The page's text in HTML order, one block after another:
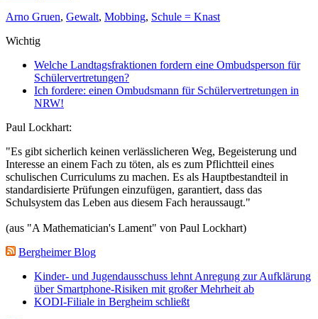
Arno Gruen, Gewalt, Mobbing, Schule = Knast
Wichtig
Welche Landtagsfraktionen fordern eine Ombudsperson für
Schülervertretungen?
Ich fordere: einen Ombudsmann für Schülervertretungen in
NRW!
Paul Lockhart:
"Es gibt sicherlich keinen verlässlicheren Weg, Begeisterung und
Interesse an einem Fach zu töten, als es zum Pflichtteil eines
schulischen Curriculums zu machen. Es als Hauptbestandteil in
standardisierte Prüfungen einzufügen, garantiert, dass das
Schulsystem das Leben aus diesem Fach heraussaugt."
(aus "A Mathematician's Lament" von Paul Lockhart)
Bergheimer Blog
Kinder- und Jugendausschuss lehnt Anregung zur Aufklärung
über Smartphone-Risiken mit großer Mehrheit ab
KODI-Filiale in Bergheim schließt